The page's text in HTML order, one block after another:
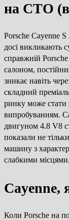
на СТО
Porsche Cayenne
досі викликають
справжній
салоном,
зникає навіть
складний
ринку може
випробуванням.
двигуном 4.8 V8
показали не
машину з
слабкими місцями.
Cayenne,
Коли Porsche на